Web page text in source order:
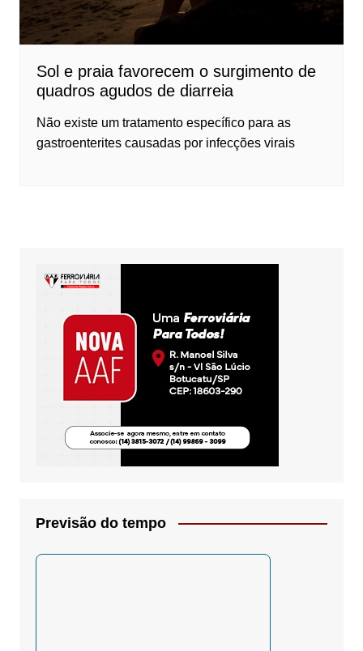
Sol e praia favorecem o surgimento de
quadros agudos de diarreia
Não existe um tratamento específico para as
gastroenterites causadas por infecções virais
Previsão do tempo